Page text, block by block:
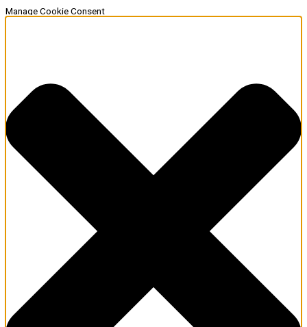
Manage Cookie Consent